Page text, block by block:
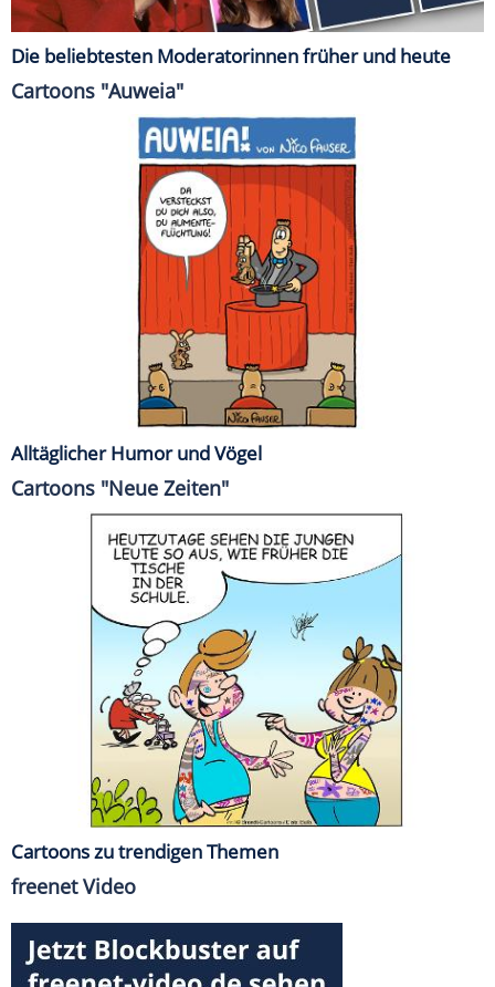
Die beliebtesten Moderatorinnen früher und heute
Cartoons "Auweia"
Alltäglicher Humor und Vögel
Cartoons "Neue Zeiten"
Cartoons zu trendigen Themen
freenet Video